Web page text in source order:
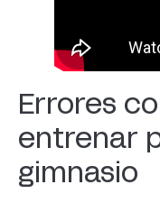
Errores
entrenar
gimnasio